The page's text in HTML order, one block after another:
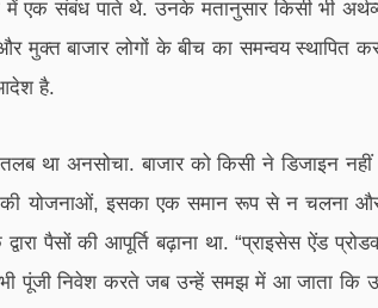
में एक संबंध पाते थे. उनके मतानुसार किसी भी
मुक्त बाजार लोगों के बीच का समन्वय स्थापित
है.
था अनसोचा. बाजार को किसी ने डिजाइन
की योजनाओं, इसका एक समान रूप से न चलना
पैसों की आपूर्ति बढ़ाना था. “प्राइसेस ऐंड
पूंजी निवेश करते जब उन्हें समझ में आ जाता कि